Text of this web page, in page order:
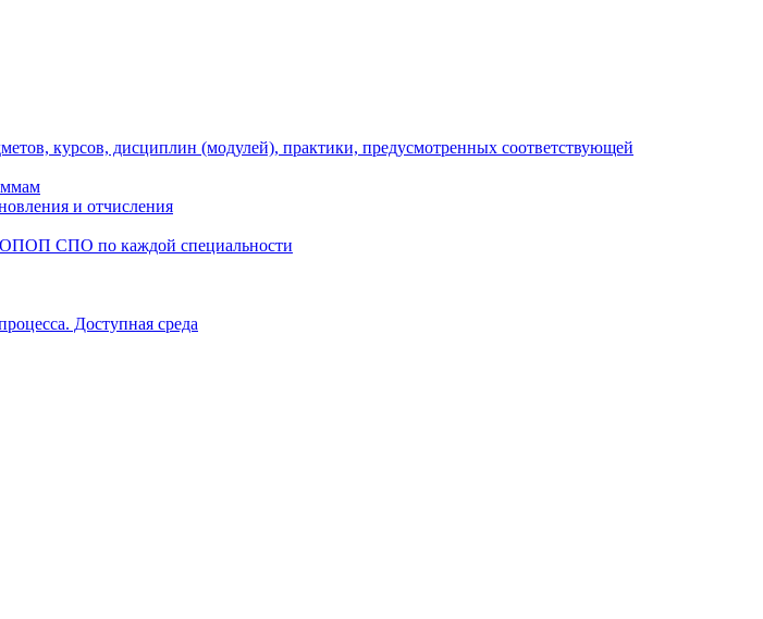
курсов, дисциплин (модулей), практики, предусмотренных соответствующей
и отчисления
ОПОП СПО по каждой специальности
Доступная среда